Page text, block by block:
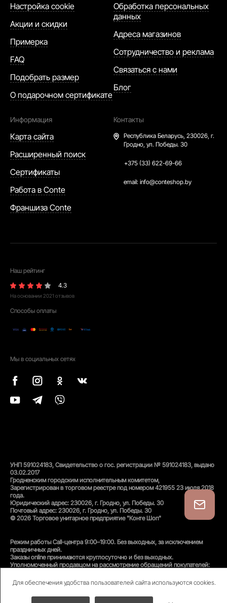
Для обеспечения удобства пользователей сайта используются cookies.
Настройка cookie
Акции и скидки
Примерка
FAQ
Подобрать размер
О подарочном сертификате
Обработка персональных
данных
Адреса магазинов
Сотрудничество и реклама
Связаться с нами
Блог
Информация
Карта сайта
Расширенный поиск
Сертификаты
Работа в Conte
Франшиза Conte
Контакты
Республика Беларусь, 230026, г.
Гродно, ул. Победы. 30
+375 (33) 622-69-66
email: info@conteshop.by
Наш рейтинг
4.3
На основании 2021 отзывов
Способы оплаты
Мы в социальных сетях
УНП 591024183, Свидетельство о гос. регистрации № 591024183, выдано
03.02.2017
Гродненским городским исполнительным комитетом,
Зарегистрирован в торговом реестре под номером 421955 23 июля 2018
года.
Юридический адрес: 230026, г. Гродно, ул. Победы. 30
Почтовый адрес: 230026, г. Гродно, ул. Победы. 30
© 2026 Торговое унитарное предприятие "Конте Шоп"
Режим работы Call-центра 9:00–19:00. Без выходных, за исключением
праздничных дней.
Заказы online принимаются круглосуточно и без выходных.
Уполномоченный продавцом на рассмотрение обращений покупателей:
Унитарного предприятия «Конте Шоп», тел:+375(152)50-94-35, email:
info@conteshop.by
Уполномоченный по защите прав потребителей: